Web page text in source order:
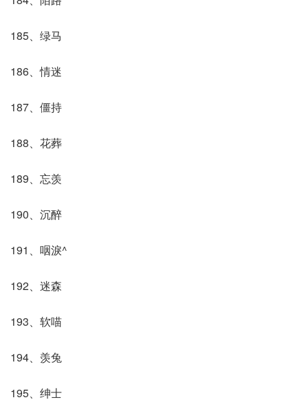
185、绿马
186、情迷
187、僵持
188、花葬
189、忘羡
190、沉醉
191、咽淚^
192、迷森
193、软喵
194、羡兔
195、绅士